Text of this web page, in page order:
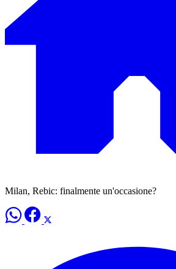
Milan, Rebic: finalmente un'occasione?